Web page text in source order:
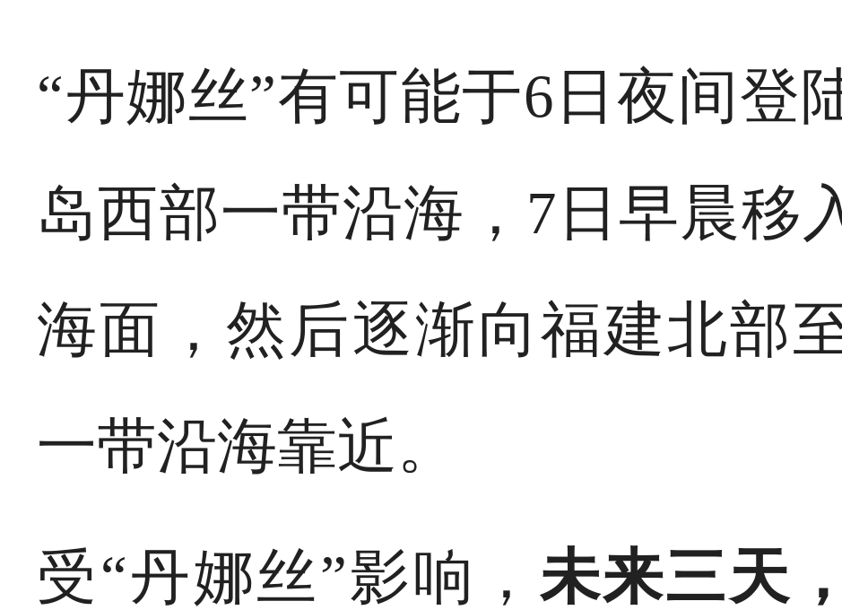
“丹娜丝”有可能于6日夜间登
岛西部一带沿海，7日早晨移
海面，然后逐渐向福建北部
一带沿海靠近。
受“丹娜丝”影响， 未来三天